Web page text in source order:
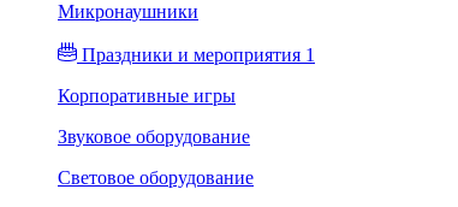
Микронаушники
Праздники и мероприятия 1
Корпоративные игры
Звуковое оборудование
Световое оборудование